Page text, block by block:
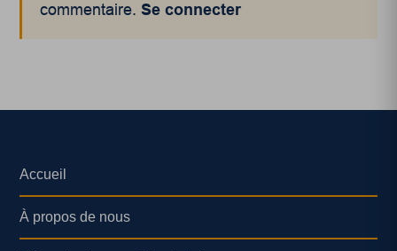
commentaire.Se connecter
Accueil
À propos de nous